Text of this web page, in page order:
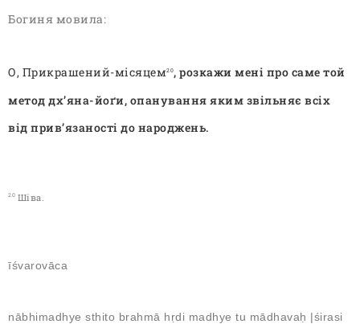
Богиня мовила:
О, Прикрашений-місяцем20, розкажи мені про саме той
метод дх’яна-йоґи, опанування яким звільняє всіх
від прив’язаності до народжень.
20 Шіва.
īśvarovāca
nābhimadhye sthito brahmā hṛdi madhye tu mādhavaḥ |śirasi